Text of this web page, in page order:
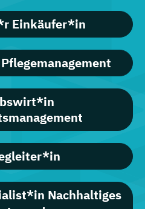
Einkäufer*in
Nachhaltiges